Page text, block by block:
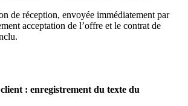
de réception, envoyée immédiatement par
acceptation de l’offre et le contrat de
: enregistrement du texte du